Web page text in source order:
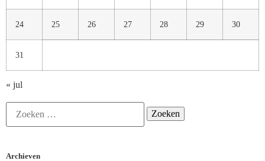
24 25 26 27 28 29 30
31
« jul
Archieven